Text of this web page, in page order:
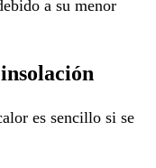
a su menor
es sencillo si se